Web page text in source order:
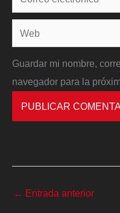
electrónico*
Web
Guardar mi nombre,
navegador para la
← Entrada anterior